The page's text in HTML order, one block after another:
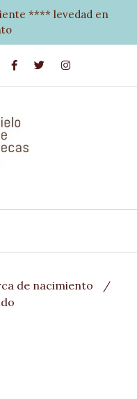
**** levedad en
de nacimiento